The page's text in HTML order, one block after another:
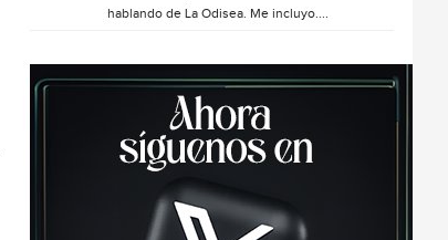
hablando de La Odisea. Me incluyo....